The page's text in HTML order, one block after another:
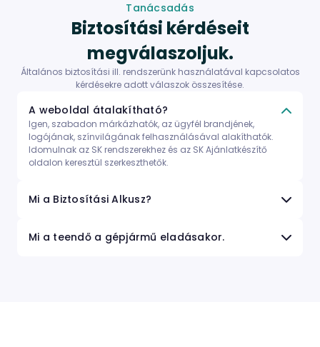
Tanácsadás
Biztosítási kérdéseit
megválaszoljuk.
Általános biztosítási ill. rendszerünk használatával kapcsolatos
kérdésekre adott válaszok összesítése.
A weboldal átalakítható?
Igen, szabadon márkázhatók, az ügyfél brandjének,
logójának, színvilágának felhasználásával alakíthatók.
Idomulnak az SK rendszerekhez és az SK Ajánlatkészítő
oldalon keresztül szerkeszthetők.
Mi a Biztosítási Alkusz?
Mi a teendő a gépjármű eladásakor.